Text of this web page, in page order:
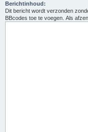
Berichtinhoud:
Dit bericht wordt verzonden
BBcodes toe te voegen. Als